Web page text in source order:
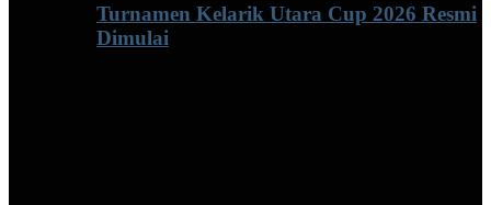
Turnamen Kelarik Utara Cup 2026 Resmi
Dimulai